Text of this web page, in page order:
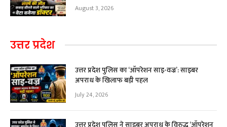
August 3, 2026
उत्तर प्रदेश
उत्तर प्रदेश पुलिस का ‘ऑपरेशन साइ-वज्र’: साइबर
अपराध के खिलाफ बड़ी पहल
July 24, 2026
उत्तर प्रदेश पुलिस ने साइबर अपराध के विरुद्ध ‘ऑपरेशन